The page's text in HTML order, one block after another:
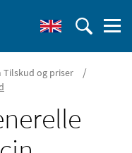
Tilskud og priser /